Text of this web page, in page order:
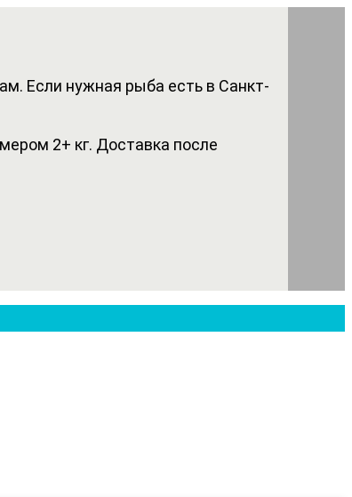
Если нужная рыба есть в Санкт-
2+ кг. Доставка после